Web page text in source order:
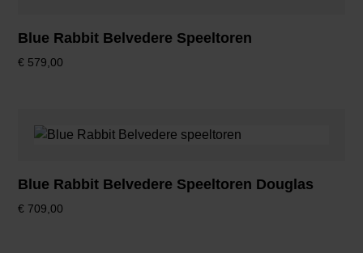
Blue Rabbit Belvedere Speeltoren
€ 579,00
Blue Rabbit Belvedere Speeltoren Douglas
€ 709,00